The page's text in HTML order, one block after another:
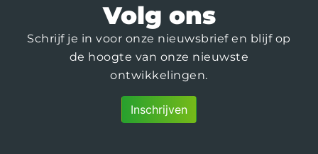
Volg ons
Schrijf je in voor onze nieuwsbrief en blijf op
de hoogte van onze nieuwste
ontwikkelingen.
Inschrijven